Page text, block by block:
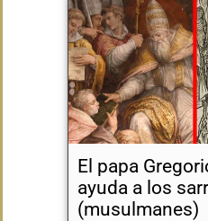
El papa
ayuda a los
(musulmanes)